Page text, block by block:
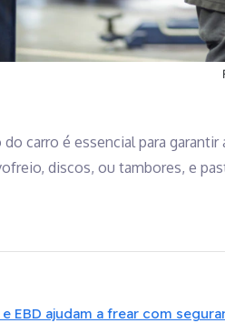
do carro é essencial para
discos, ou tambores, e
EBD ajudam a frear com